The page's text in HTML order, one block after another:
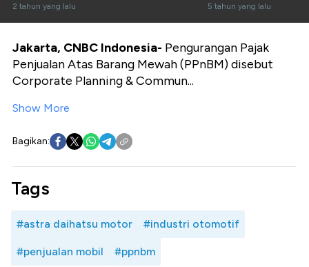
Mepet ke 73.000
Unit
2 tahun yang lalu
Hadapi Pandemi
5 tahun yang lalu
Jakarta, CNBC Indonesia- Pengurangan Pajak
Penjualan Atas Barang Mewah (PPnBM) disebut
Corporate Planning & Commun...
Show More
Bagikan:
Tags
#astra daihatsu motor #industri otomotif
#penjualan mobil #ppnbm